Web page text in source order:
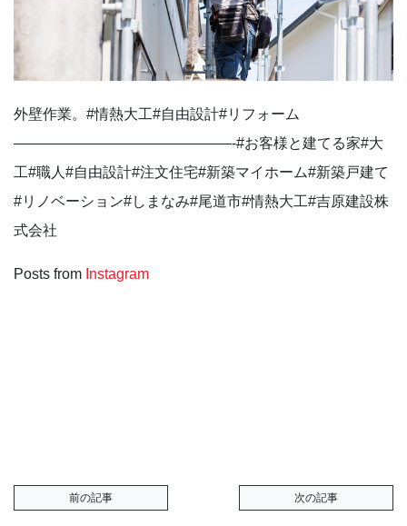
外壁作業。⁡#情熱大工#自由設計#リフォーム
———————————————-#お客様と建てる家#大
工#職人#自由設計#注文住宅#新築マイホーム#新築戸建て
#リノベーション#しまなみ#尾道市#情熱大工#吉原建設株
式会社
Posts from Instagram
前の記事 次の記事